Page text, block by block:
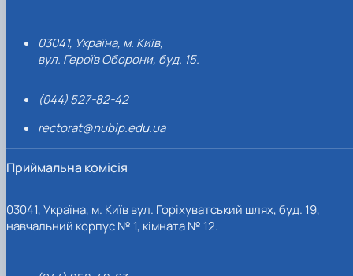
03041, Україна, м. Київ,
вул. Героїв Оборони, буд. 15.
(044) 527-82-42
rectorat@nubip.edu.ua
Приймальна комісія
03041, Україна, м. Київ вул. Горіхуватський шлях, буд. 19,
навчальний корпус № 1, кімната № 12.